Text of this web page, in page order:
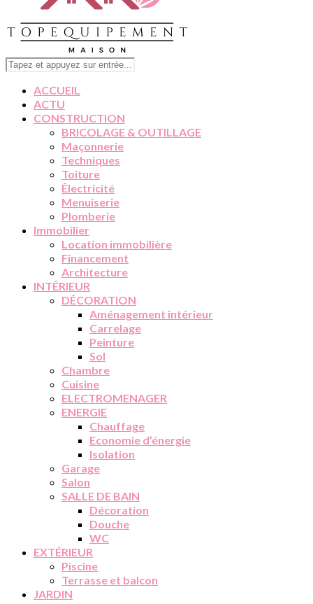
ACCUEIL
ACTU
CONSTRUCTION
BRICOLAGE & OUTILLAGE
Maçonnerie
Techniques
Toiture
Électricité
Menuiserie
Plomberie
Immobilier
Location immobilière
Financement
Architecture
INTÉRIEUR
DÉCORATION
Aménagement intérieur
Carrelage
Peinture
Sol
Chambre
Cuisine
ELECTROMENAGER
ENERGIE
Chauffage
Economie d’énergie
Isolation
Garage
Salon
SALLE DE BAIN
Décoration
Douche
WC
EXTÉRIEUR
Piscine
Terrasse et balcon
JARDIN